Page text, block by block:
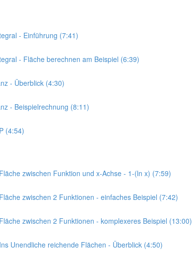
- Einführung (7:41)
- Fläche berechnen am Beispiel (6:39)
- Überblick (4:30)
- Beispielrechnung (8:11)
(4:54)
zwischen Funktion und x-Achse - 1-(ln x) (7:59)
zwischen 2 Funktionen - einfaches Beispiel (7:42)
zwischen 2 Funktionen - komplexeres Beispiel (13:00)
Unendliche reichende Flächen - Überblick (4:50)